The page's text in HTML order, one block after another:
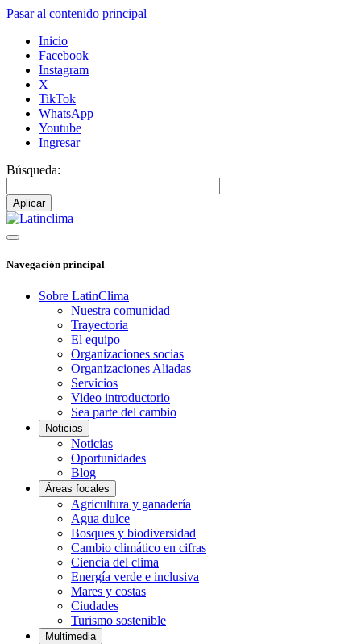
Pasar al contenido principal
Inicio
Facebook
Instagram
X
TikTok
WhatsApp
Youtube
Ingresar
Búsqueda:
Navegación principal
Sobre LatinClima
Nuestra comunidad
Trayectoria
El equipo
Organizaciones socias
Organizaciones Aliadas
Servicios
Video introductorio
Sea parte del cambio
Noticias
Noticias
Oportunidades
Blog
Áreas focales
Agricultura y ganadería
Agua dulce
Bosques y biodiversidad
Cambio climático en cifras
Ciencia del clima
Energía verde e inclusiva
Mares y costas
Ciudades
Turismo sostenible
Multimedia